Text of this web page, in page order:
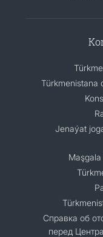
Türkmenistana
Jenaýat
Cправка об
перед